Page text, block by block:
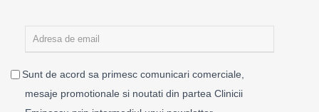
Sunt de acord sa primesc comunicari comerciale,
mesaje promotionale si noutati din partea Clinicii